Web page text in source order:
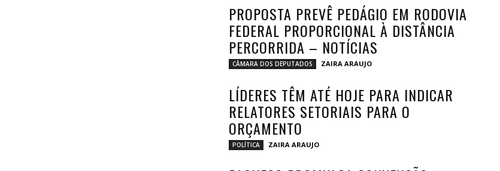
PROPOSTA PREVÊ PEDÁGIO EM RODOVIA
FEDERAL PROPORCIONAL À DISTÂNCIA
PERCORRIDA – NOTÍCIAS
CÂMARA DOS DEPUTADOS ZAIRA ARAUJO
LÍDERES TÊM ATÉ HOJE PARA INDICAR
RELATORES SETORIAIS PARA O
ORÇAMENTO
POLÍTICA ZAIRA ARAUJO